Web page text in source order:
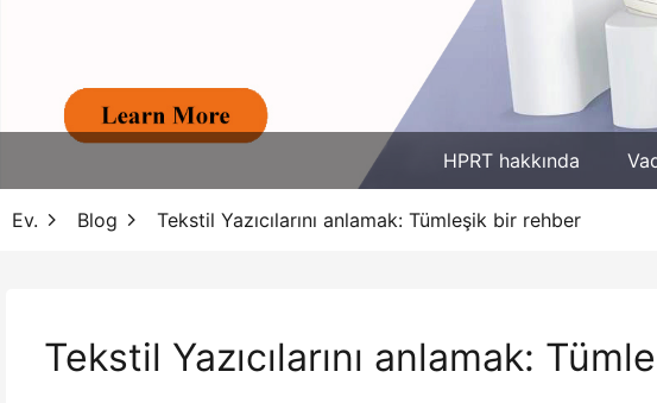
HPRT hakkında
Ev. Blog Tekstil Yazıcılarını anlamak: Tümleşik bir rehber
Tekstil Yazıcılarını anlamak: